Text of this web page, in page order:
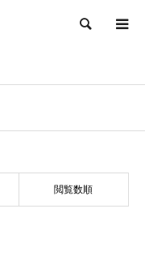
検索
閲覧数順